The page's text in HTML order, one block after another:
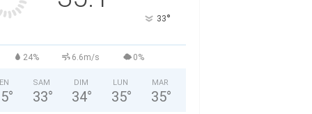
33°
24% 6.6m/s 0%
°
SAM
33°
DIM
34°
LUN
35°
MAR
35°